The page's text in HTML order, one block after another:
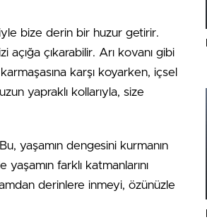
bize derin bir huzur getirir.
çıkarabilir. Arı kovanı gibi
karşı koyarken, içsel
yapraklı kollarıyla, size
yaşamın dengesini kurmanın
yaşamın farklı katmanlarını
derinlere inmeyi, özünüzle